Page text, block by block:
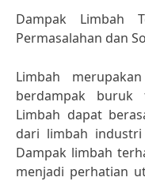
Dampak Limbah
Permasalahan dan
Limbah
berdampak buruk
Limbah dapat
dari limbah
Dampak limbah
menjadi perhatian